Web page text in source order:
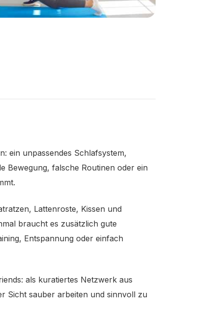
ein unpassendes Schlafsystem,
Bewegung, falsche Routinen oder ein
Lattenroste, Kissen und
braucht es zusätzlich gute
Entspannung oder einfach
als kuratiertes Netzwerk aus
Sicht sauber arbeiten und sinnvoll zu